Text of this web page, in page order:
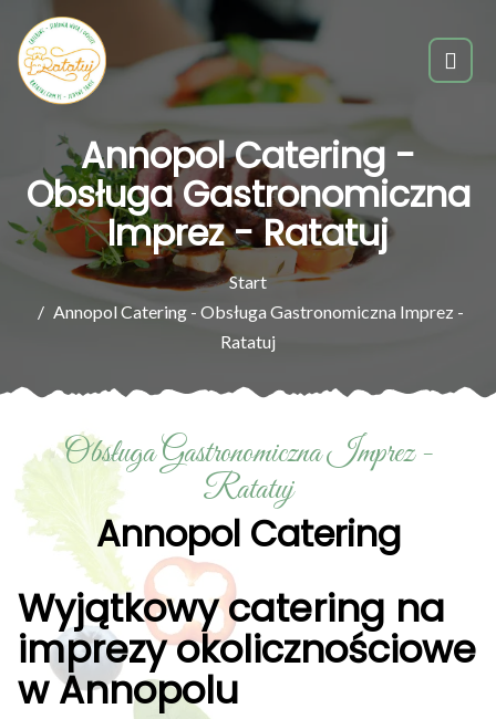
Annopol Catering -
Obsługa Gastronomiczna
Imprez - Ratatuj
Start
Annopol Catering - Obsługa Gastronomiczna Imprez -
Ratatuj
Obsługa Gastronomiczna Imprez -
Ratatuj
Annopol Catering
Wyjątkowy catering na
imprezy okolicznościowe
w Annopolu